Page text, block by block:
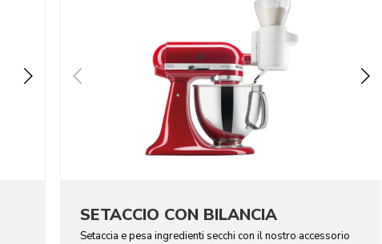
SETACCIO CON BILANCIA
Setaccia e pesa ingredienti secchi con il nostro accessorio